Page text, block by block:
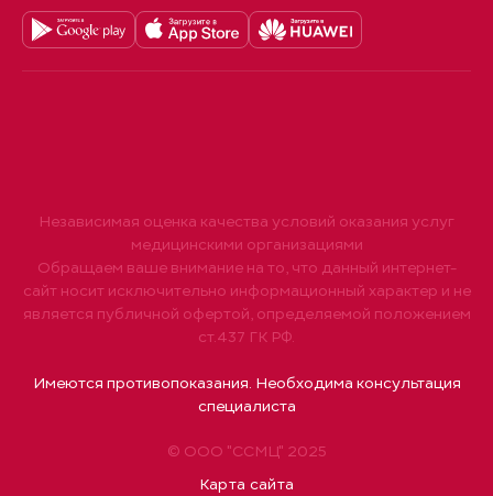
© ООО "ССМЦ" 2025
Карта сайта
Независимая оценка качества условий оказания услуг
медицинскими организациями
Обращаем ваше внимание на то, что данный интернет-
сайт носит исключительно информационный характер и не
является публичной офертой, определяемой положением
ст.437 ГК РФ.
Имеются противопоказания. Необходима консультация
специалиста